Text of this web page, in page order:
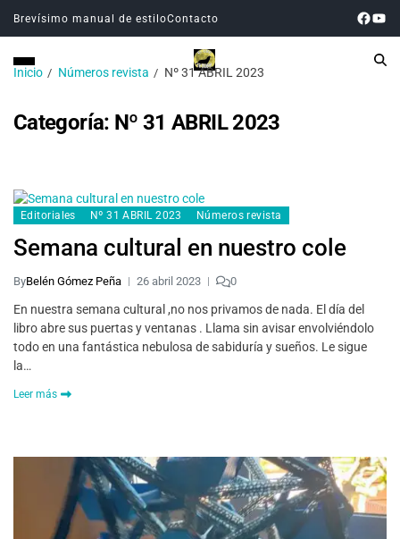
Brevísimo manual de estiloContacto
Inicio Números revista Nº 31 ABRIL 2023
Categoría: Nº 31 ABRIL 2023
Editoriales Nº 31 ABRIL 2023 Números revista
Semana cultural en nuestro cole
ByBelén Gómez Peña 26 abril 2023 0
En nuestra semana cultural ,no nos privamos de nada. El día del
libro abre sus puertas y ventanas . Llama sin avisar envolviéndolo
todo en una fantástica nebulosa de sabiduría y sueños. Le sigue
la…
Leer más